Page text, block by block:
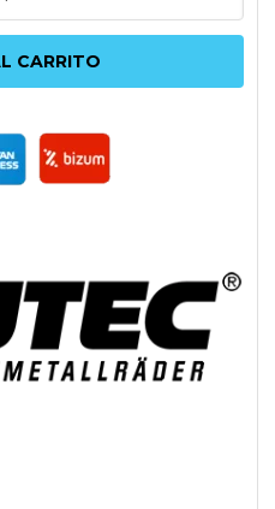
CARRITO